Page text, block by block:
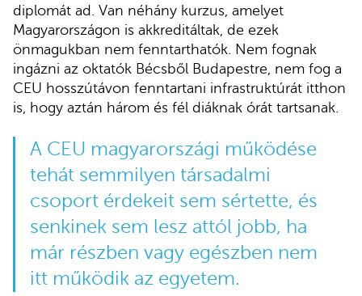
diplomát ad. Van néhány kurzus, amelyet
Magyarországon is akkreditáltak, de ezek
önmagukban nem fenntarthatók. Nem fognak
ingázni az oktatók Bécsből Budapestre, nem fog a
CEU hosszútávon fenntartani infrastruktúrát itthon
is, hogy aztán három és fél diáknak órát tartsanak.
A CEU magyarországi működése
tehát semmilyen társadalmi
csoport érdekeit sem sértette, és
senkinek sem lesz attól jobb, ha
már részben vagy egészben nem
itt működik az egyetem.